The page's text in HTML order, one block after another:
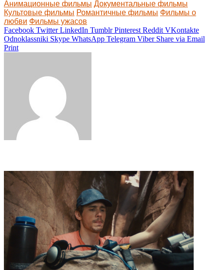
Анимационные фильмы Документальные фильмы
Культовые фильмы Романтичные фильмы Фильмы о
любви Фильмы ужасов
Facebook Twitter LinkedIn Tumblr Pinterest Reddit VKontakte
Odnoklassniki Skype WhatsApp Telegram Viber Share via Email
Print